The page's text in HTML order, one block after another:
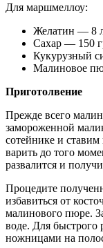
Для маршмеллоу:
Желатин — 8
Сахар — 150
Кукурузный
Малиновое
Приготолвение
Прежде всего
замороженной
сотейнике и
варить до того
развалится и
Процедите
избавиться от
малинового пюре.
воде. Для быстрого
ножницами на